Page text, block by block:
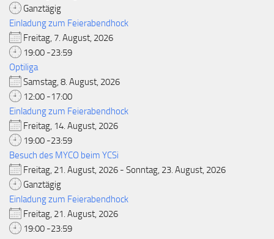
Ganztägig
Einladung zum Feierabendhock
Freitag, 7. August, 2026
19:00 -23:59
Optiliga
Samstag, 8. August, 2026
12:00 -17:00
Einladung zum Feierabendhock
Freitag, 14. August, 2026
19:00 -23:59
Besuch des MYCO beim YCSi
Freitag, 21. August, 2026 - Sonntag, 23. August, 2026
Ganztägig
Einladung zum Feierabendhock
Freitag, 21. August, 2026
19:00 -23:59